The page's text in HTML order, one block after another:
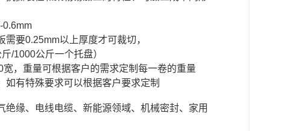
0.6mm
需要0.25mm以上厚度才可裁切，
/1000公斤一个托盘）
宽，重量可根据客户的需求定制每一卷的重量
如有特殊要求可以根据客户要求定制
绝缘、电线电缆、新能源领域、机械密封、家用